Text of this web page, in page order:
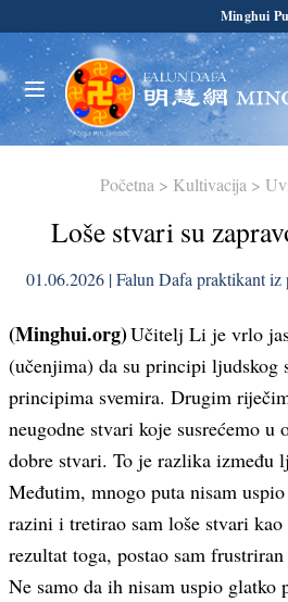
Minghui
Početna > Kultivacija >
Loše stvari su
01.06.2026 | Falun Dafa praktikant
(Minghui.org)Učitelj Li je vrlo
(učenjima) da su principi ljudskog
principima svemira. Drugim
neugodne stvari koje susrećemo u
dobre stvari. To je razlika između
Međutim, mnogo puta nisam
razini i tretirao sam loše stvari
rezultat toga, postao sam
Ne samo da ih nisam uspio glatko